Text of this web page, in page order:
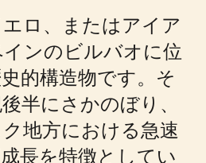
ロ、またはアイア
ンのビルバオに位
的構造物です。そ
半にさかのぼり、
地方における急速
長を特徴としてい